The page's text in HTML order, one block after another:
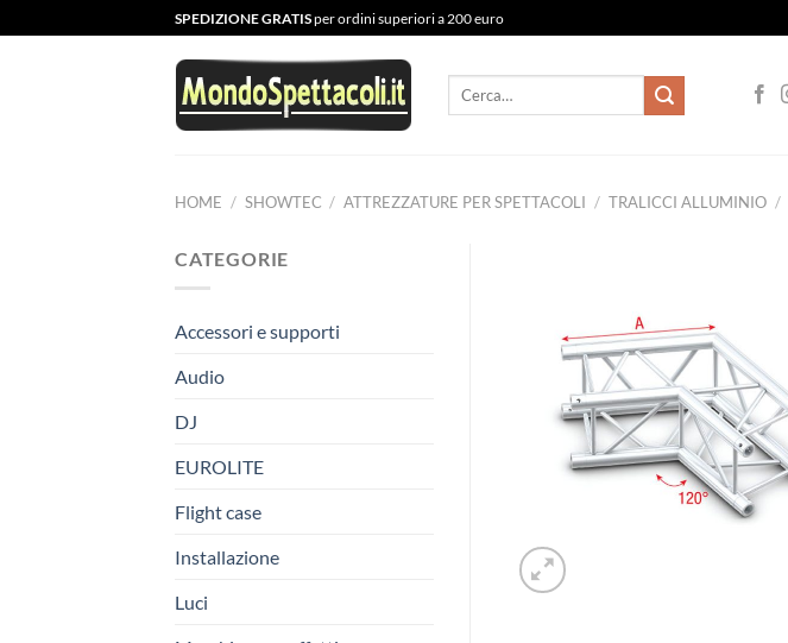
ai
SPEDIZIONE GRATISper ordini superiori a 200 euro
Cerca:
HOME / SHOWTEC / ATTREZZATURE PER SPETTACOLI / TRALICCI ALLUMINIO /
CATEGORIE
Accessori e supporti
Audio
DJ
EUROLITE
Flight case
Installazione
Luci